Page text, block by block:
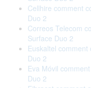
Cellhire comment
Duo 2
Correos Telecom
Surface Duo 2
Euskaltel
Duo 2
Eva Móvil
Duo 2